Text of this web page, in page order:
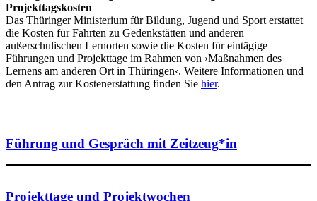
Projekttagskosten
Das Thüringer Ministerium für Bildung, Jugend und Sport erstattet
die Kosten für Fahrten zu Gedenkstätten und anderen
außerschulischen Lernorten sowie die Kosten für eintägige
Führungen und Projekttage im Rahmen von ›Maßnahmen des
Lernens am anderen Ort in Thüringen‹. Weitere Informationen und
den Antrag zur Kostenerstattung finden Sie hier.
Führung und Gespräch mit Zeitzeug*in
Projekttage und Projektwochen